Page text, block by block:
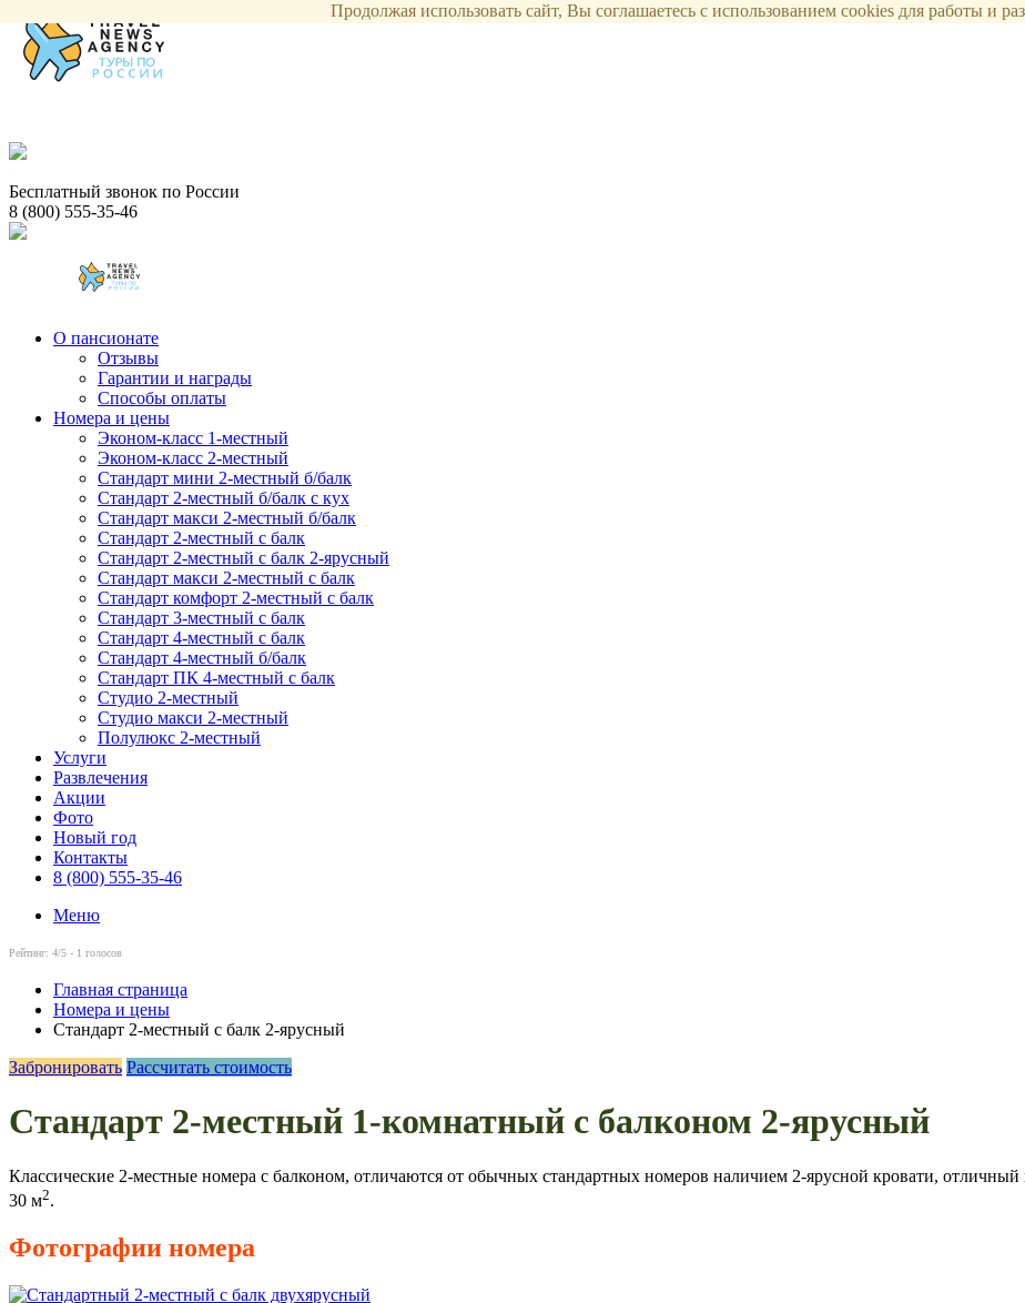
Бесплатный звонок по России
8 (800) 555-35-46
О пансионате
Отзывы
Гарантии и награды
Способы оплаты
Номера и цены
Эконом-класс 1-местный
Эконом-класс 2-местный
Стандарт мини 2-местный б/балк
Стандарт 2-местный б/балк с кух
Стандарт макси 2-местный б/балк
Стандарт 2-местный с балк
Стандарт 2-местный с балк 2-ярусный
Стандарт макси 2-местный с балк
Стандарт комфорт 2-местный с балк
Стандарт 3-местный с балк
Стандарт 4-местный с балк
Стандарт 4-местный б/балк
Стандарт ПК 4-местный с балк
Студио 2-местный
Студио макси 2-местный
Полулюкс 2-местный
Услуги
Развлечения
Акции
Фото
Новый год
Контакты
8 (800) 555-35-46
Меню
Рейтинг: 4/5 - 1 голосов
Главная страница
Номера и цены
Стандарт 2-местный с балк 2-ярусный
Забронировать Рассчитать стоимость
Стандарт 2-местный 1-комнатный с балконом 2-ярусный
Классические 2-местные номера с балконом, отличаются от обычных стандартных номеров наличием 2-ярусной кровати,
30 м2.
Фотографии номера
Продолжая использовать сайт, Вы соглашаетесь с использованием cookies для работы и